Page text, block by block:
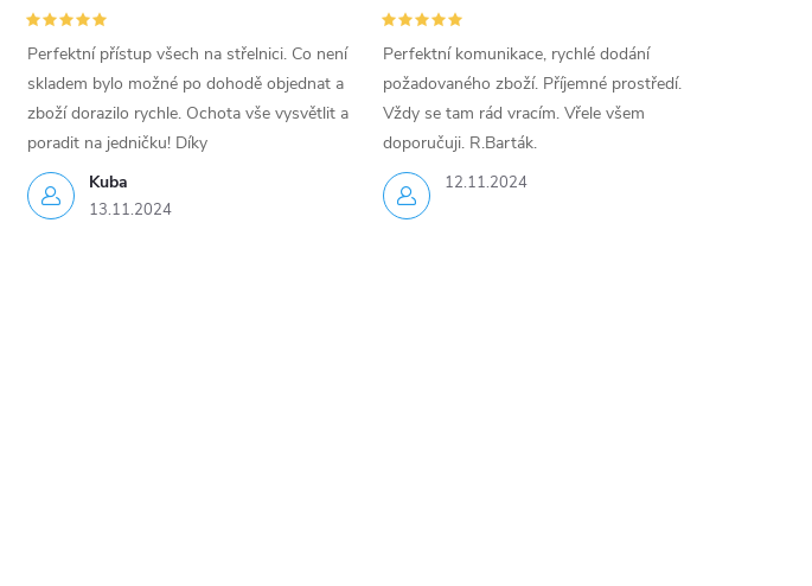
Kuba
13.11.2024
Perfektní přístup všech na střelnici. Co není
skladem bylo možné po dohodě objednat a
zboží dorazilo rychle. Ochota vše vysvětlit a
poradit na jedničku! Díky
12.11.2024
Perfektní komunikace, rychlé dodání
požadovaného zboží. Příjemné prostředí.
Vždy se tam rád vracím. Vřele všem
doporučuji. R.Barták.